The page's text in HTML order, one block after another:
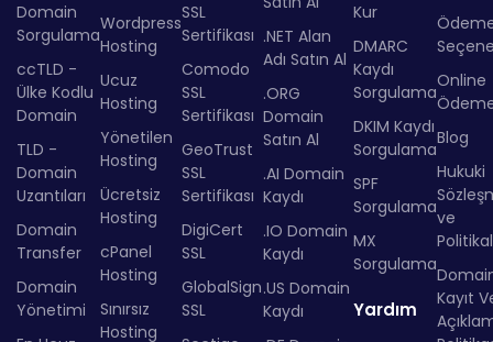
Domain
Sorgulama
ccTLD -
Ülke Kodlu
Domain
TLD -
Domain
Uzantıları
Domain
Transfer
Domain
Yönetimi
Wordpress
Hosting
Ucuz
Hosting
Yönetilen
Hosting
Ücretsiz
Hosting
cPanel
Hosting
Sınırsız
Hosting
SSL
Sertifikası
Comodo
SSL
Sertifikası
GeoTrust
SSL
Sertifikası
DigiCert
SSL
GlobalSign
SSL
.NET Alan
Adı Satın Al
.ORG
Domain
Satın Al
.AI Domain
Kaydı
.IO Domain
Kaydı
.US Domain
Kaydı
Kur
DMARC
Kaydı
Sorgulama
DKIM Kaydı
Sorgulama
SPF
Sorgulama
MX
Sorgulama
Yardım
Online
Blog
Hukuki
ve
Kayıt